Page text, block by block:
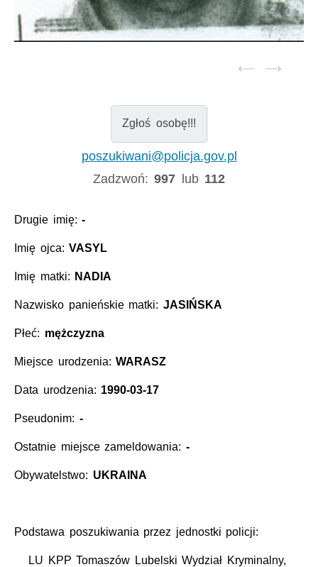
Zgłoś osobę!!!
poszukiwani@policja.gov.pl
Zadzwoń:997 lub 112
Drugie imię:-
Imię ojca:VASYL
Imię matki: NADIA
Nazwisko panieńskie matki: JASIŃSKA
Płeć: mężczyzna
Miejsce urodzenia:WARASZ
Data urodzenia: 1990-03-17
Pseudonim: -
Ostatnie miejsce zameldowania: -
Obywatelstwo: UKRAINA
Podstawa poszukiwania przez jednostki policji:
LU KPP Tomaszów Lubelski Wydział Kryminalny,